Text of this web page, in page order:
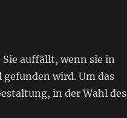
auffällt, wenn sie in
wird. Um das
in der Wahl des